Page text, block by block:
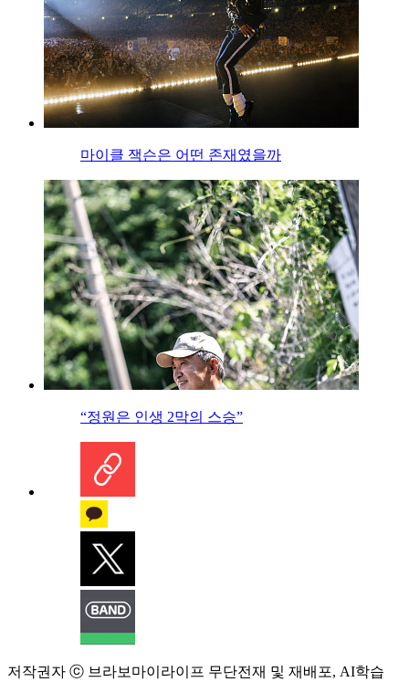
마이클 잭슨은 어떤 존재였을까
“정원은 인생 2막의 스승”
저작권자 ⓒ 브라보마이라이프 무단전재 및 재배포, AI학습